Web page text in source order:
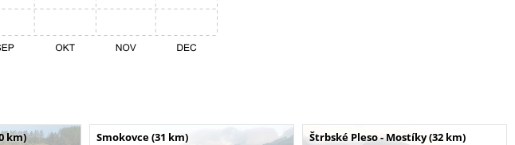
km) Smokovce (31 km) Štrbské Pleso - Mostíky (32 km)